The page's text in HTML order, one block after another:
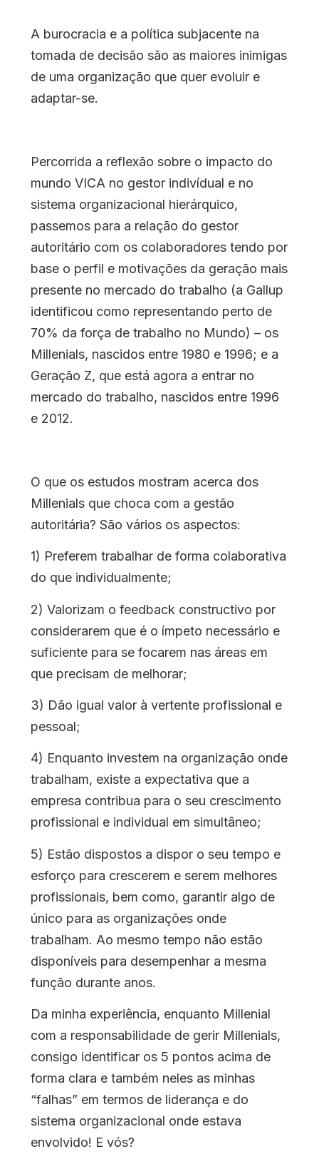
A burocracia e a política subjacente na
tomada de decisão são as maiores inimigas
de uma organização que quer evoluir e
adaptar-se.
Percorrida a reflexão sobre o impacto do
mundo VICA no gestor indivídual e no
sistema organizacional hierárquico,
passemos para a relação do gestor
autoritário com os colaboradores tendo por
base o perfil e motivações da geração mais
presente no mercado do trabalho (a Gallup
identificou como representando perto de
70% da força de trabalho no Mundo) – os
Millenials, nascidos entre 1980 e 1996; e a
Geração Z, que está agora a entrar no
mercado do trabalho, nascidos entre 1996
e 2012.
O que os estudos mostram acerca dos
Millenials que choca com a gestão
autoritária? São vários os aspectos:
1) Preferem trabalhar de forma colaborativa
do que individualmente;
2) Valorizam o feedback constructivo por
considerarem que é o ímpeto necessário e
suficiente para se focarem nas áreas em
que precisam de melhorar;
3) Dão igual valor à vertente profissional e
pessoal;
4) Enquanto investem na organização onde
trabalham, existe a expectativa que a
empresa contribua para o seu crescimento
profissional e individual em simultâneo;
5) Estão dispostos a dispor o seu tempo e
esforço para crescerem e serem melhores
profissionais, bem como, garantir algo de
único para as organizações onde
trabalham. Ao mesmo tempo não estão
disponíveis para desempenhar a mesma
função durante anos.
Da minha experiência, enquanto Millenial
com a responsabilidade de gerir Millenials,
consigo identificar os 5 pontos acima de
forma clara e também neles as minhas
“falhas” em termos de liderança e do
sistema organizacional onde estava
envolvido! E vós?